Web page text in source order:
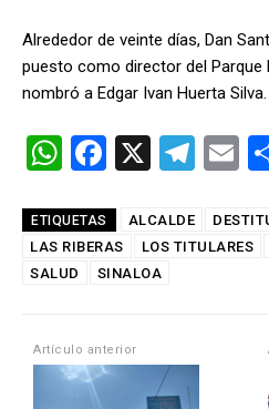
Alrededor de veinte días, Dan
puesto como director del Parque
nombró a Edgar Ivan Huerta Silva.
W
at
s
p
F
ce
b
k
X
T
gr
E
ETIQUETAS ALCALDE
LAS RIBERAS
LOS TITULARES
SALUD
SINALOA
Artículo anterior